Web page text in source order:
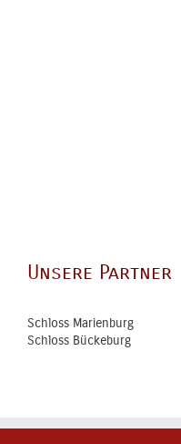
Unsere Partner
Schloss Marienburg
Schloss Bückeburg